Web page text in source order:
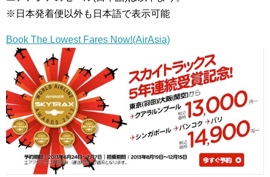
※日本発着便以外も日本語で表示可能
Book The Lowest Fares Now!(AirAsia)